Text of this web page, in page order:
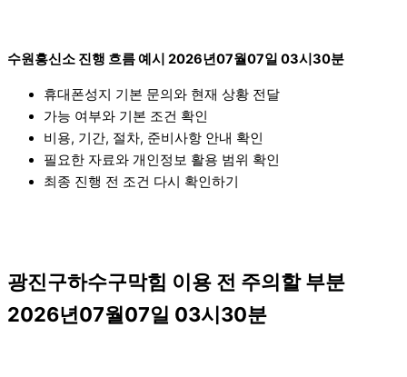
수원흥신소 진행 흐름 예시 2026년07월07일 03시30분
휴대폰성지 기본 문의와 현재 상황 전달
가능 여부와 기본 조건 확인
비용, 기간, 절차, 준비사항 안내 확인
필요한 자료와 개인정보 활용 범위 확인
최종 진행 전 조건 다시 확인하기
광진구하수구막힘 이용 전 주의할 부분
2026년07월07일 03시30분